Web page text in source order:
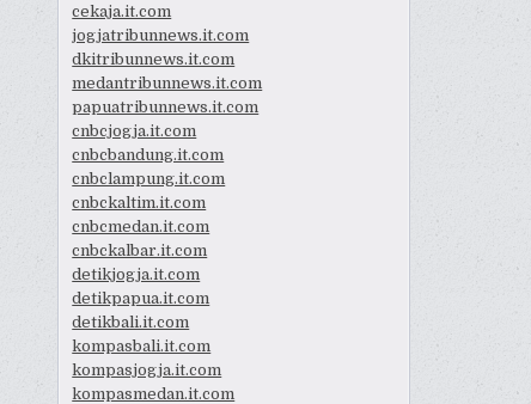
cekaja.it.com
jogjatribunnews.it.com
dkitribunnews.it.com
medantribunnews.it.com
papuatribunnews.it.com
cnbcjogja.it.com
cnbcbandung.it.com
cnbclampung.it.com
cnbckaltim.it.com
cnbcmedan.it.com
cnbckalbar.it.com
detikjogja.it.com
detikpapua.it.com
detikbali.it.com
kompasbali.it.com
kompasjogja.it.com
kompasmedan.it.com